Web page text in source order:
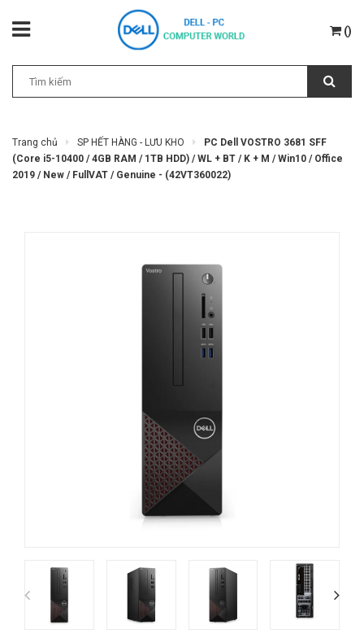
()
Trang chủ SP HẾT HÀNG - LƯU KHO
PC Dell VOSTRO 3681 SFF
(Core i5-10400 / 4GB RAM / 1TB HDD) / WL + BT / K + M / Win10 / Office
2019 / New / FullVAT / Genuine - (42VT360022)